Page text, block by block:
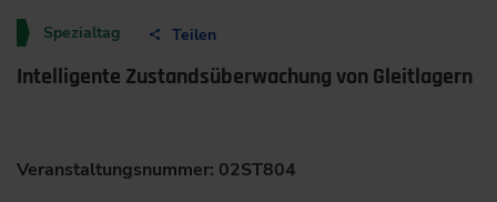
Spezialtag Teilen
Intelligente Zustandsüberwachung von Gleitlagern
Veranstaltungsnummer: 02ST804